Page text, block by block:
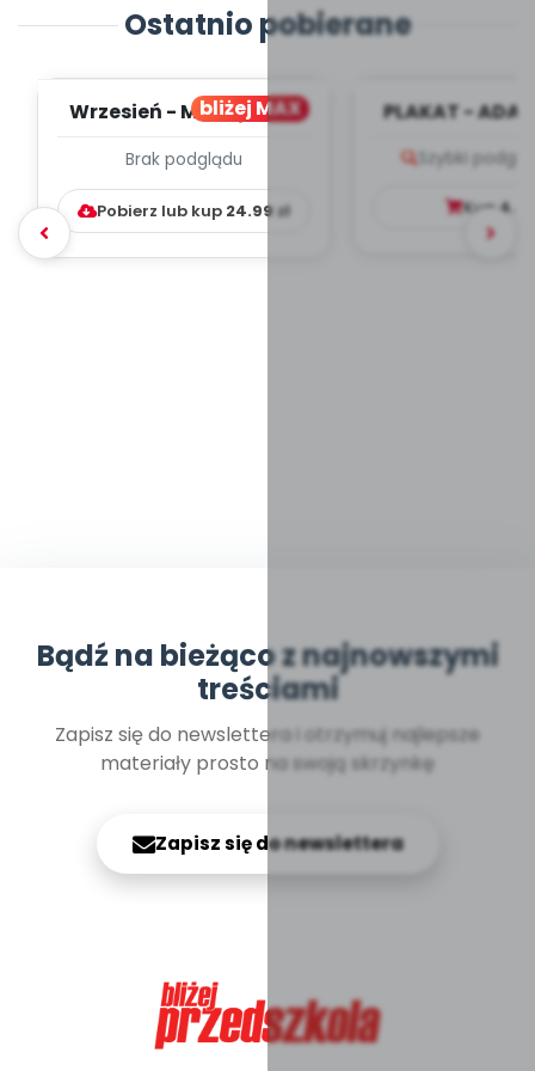
Ostatnio pobierane
bliżej MAX
Wrzesień - MIESIĘCZNY
WYCHOWAWCZO –
DYDAKTYC...
Brak podglądu
Pobierz lub kup 24.99zł
PLAKAT -
Szybki
Kup
Bądź na bieżąco z najnowszymi
treściami
Zapisz się do newslettera i otrzymuj najlepsze
materiały prosto na swoją skrzynkę
Zapisz się do newslettera